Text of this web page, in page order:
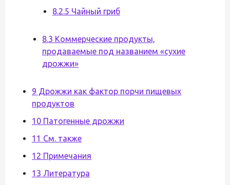
8.2.5 Чайный гриб
8.3 Коммерческие продукты,
продаваемые под названием «сухие
дрожжи»
9 Дрожжи как фактор порчи пищевых
продуктов
10 Патогенные дрожжи
11 См. также
12 Примечания
13 Литература